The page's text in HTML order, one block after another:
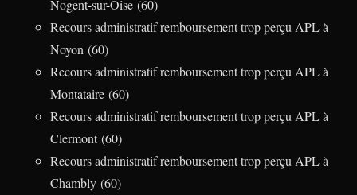
Nogent-sur-Oise (60)
Recours administratif remboursement trop perçu APL à
Noyon (60)
Recours administratif remboursement trop perçu APL à
Montataire (60)
Recours administratif remboursement trop perçu APL à
Clermont (60)
Recours administratif remboursement trop perçu APL à
Chambly (60)